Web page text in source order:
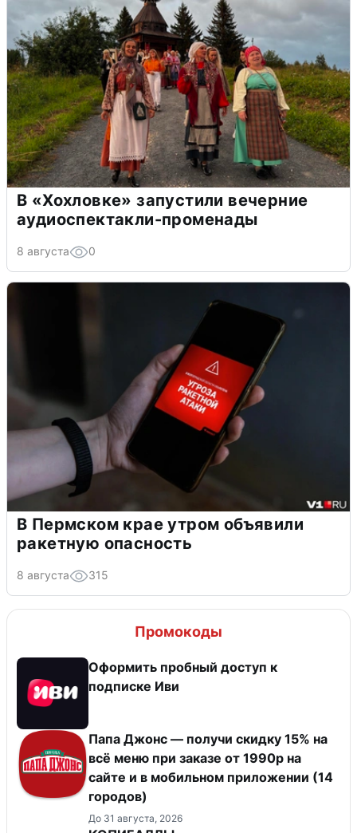
В «Хохловке» запустили вечерние
аудиоспектакли-променады
8 августа 0
В Пермском крае утром объявили
ракетную опасность
8 августа 315
Промокоды
Оформить пробный доступ к
подписке Иви
Папа Джонс — получи скидку 15% на
всё меню при заказе от 1990р на
сайте и в мобильном приложении (14
городов)
До 31 августа, 2026